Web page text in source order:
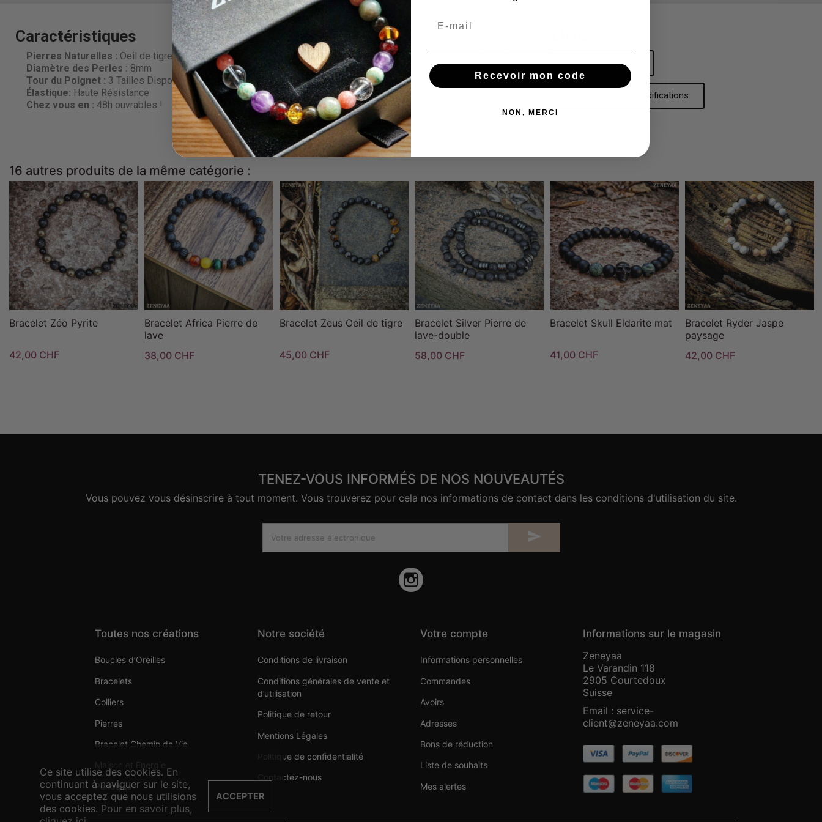
Caractéristiques
Pierres Naturelles : Oeil de tigre mat et Onyx mat
Diamètre des Perles : 8mm
Tour du Poignet : 3 Tailles Disponibles
Élastique: Haute Résistance
Chez vous en : 48h ouvrables !
Service
Nous réajustons et réparons gratuitement vos bracelets en
cas de besoin !
Guide des tailles
Réparations et modifications
16 autres produits de la même catégorie :
Bracelet Zéo Pyrite
42,00 CHF
Bracelet Africa Pierre de
lave
38,00 CHF
Bracelet Zeus Oeil de tigre
45,00 CHF
Bracelet Silver Pierre de
lave-double
58,00 CHF
Bracelet Skull Eldarite mat
41,00 CHF
Bracelet Ryder Jaspe
paysage
42,00 CHF
TENEZ-VOUS INFORMÉS DE NOS NOUVEAUTÉS
Vous pouvez vous désinscrire à tout moment. Vous trouverez pour cela nos informations de contact dans les conditions d'utilisation du site.

Toutes nos créations
Boucles d’Oreilles
Bracelets
Colliers
Pierres
Bracelet Chemin de Vie
Pendules
Notre société
Conditions de livraison
Conditions générales de vente et
d’utilisation
Politique de retour
Mentions Légales
Politique de confidentialité
Contactez-nous
Votre compte
Informations personnelles
Commandes
Avoirs
Adresses
Bons de réduction
Liste de souhaits
Mes alertes
Informations sur le magasin
Zeneyaa
Le Varandin 118
2905 Courtedoux
Suisse
Email : service-
client@zeneyaa.com
Ce site utilise des cookies. En
continuant à naviguer sur le site,
vous acceptez que nous utilisions
des cookies. Pour en savoir plus,
ACCEPTER
Recevoir mon code
NON, MERCI